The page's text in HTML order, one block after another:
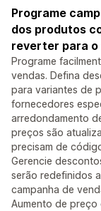
Programe
dos produtos
reverter para o
Programe
vendas. Defina
para variantes de
fornecedores
arredondamento
preços são
precisam de
Gerencie
serão redefinidos
campanha de
Aumento de preço